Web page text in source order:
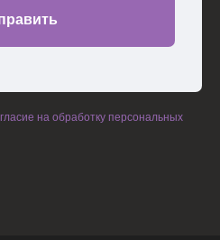
на обработку персональных